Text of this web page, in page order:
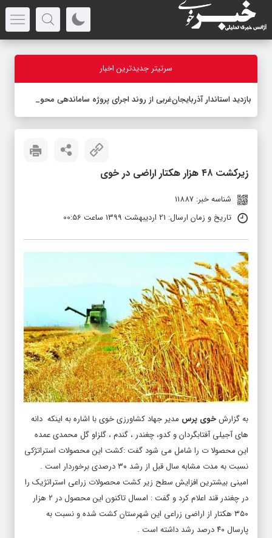
سرتیتر جدیدترین اخبار
بازدید استاندار آذربایجان‌غربی از روند اجرای پروژه ساماندهی محور سه‌
زیرکشت ۴۸ هزار هکتار اراضی در خوی
شناسه خبر: 11887
تاریخ و زمان ارسال: 21 اردیبهشت 1399 ساعت 00:56
به گزارشخوی پرس مدیر جهاد کشاورزی خوی با اشاره به اینکه دانه
های آجیلی آفتابگردان و کدو، چغندر ، گندم ، گلزاو گل محمدی عمده
این محصولا ت را شامل می شود گفت :کشت این محصولات استراتژکی
نسبت به مدت مشابه سال قبل از رشد ۳۰ درصدی برخوردار است .
امینی بیشترین افزایش سطح زیر کشت محصولات زراعی استراتژیک را
در چغندر قند اعلام کرد و گفت : امسال تاکنون این محصول در ۲ هزار
۳۵۰ هکتار از اراضی زراعی این شهرستان کشت شده و نسبت به
پارسال ۴۰ درصد رشد داشته است .